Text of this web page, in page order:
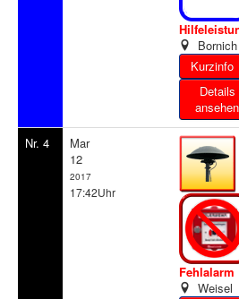
Bornich
Details
ansehen
Nr. 4
Mar
12
2017
17:42Uhr
Fehlalarm
Weisel